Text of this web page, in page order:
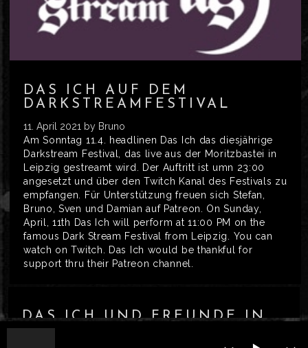
DAS ICH AUF DEM
DARKSTREAMFESTIVAL
11. April 2021 by Bruno
Am Sonntag 11.4. headlinen Das Ich das diesjährige
Darkstream Festival, das live aus der Moritzbastei in
Leipzig gestreamt wird. Der Auftritt ist umn 23:00
angesetzt und über den Twitch Kanal des Festivals zu
empfangen. Für Unterstützung freuen sich Stefan,
Bruno, Sven und Damian auf Patreon. On Sunday,
April, 11th Das Ich will perform at 11:00 PM on the
famous Dark Stream Festival from Leipzig. You can
watch on Twitch. Das Ich would be thankful for
support thru their Patreon channel.
DAS ICH UND FREUNDE IN
BERLIN